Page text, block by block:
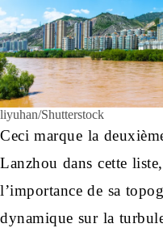
liyuhan/Shutterstock
Ceci marque la
Lanzhou dans cette
l’importance de sa
dynamique sur la